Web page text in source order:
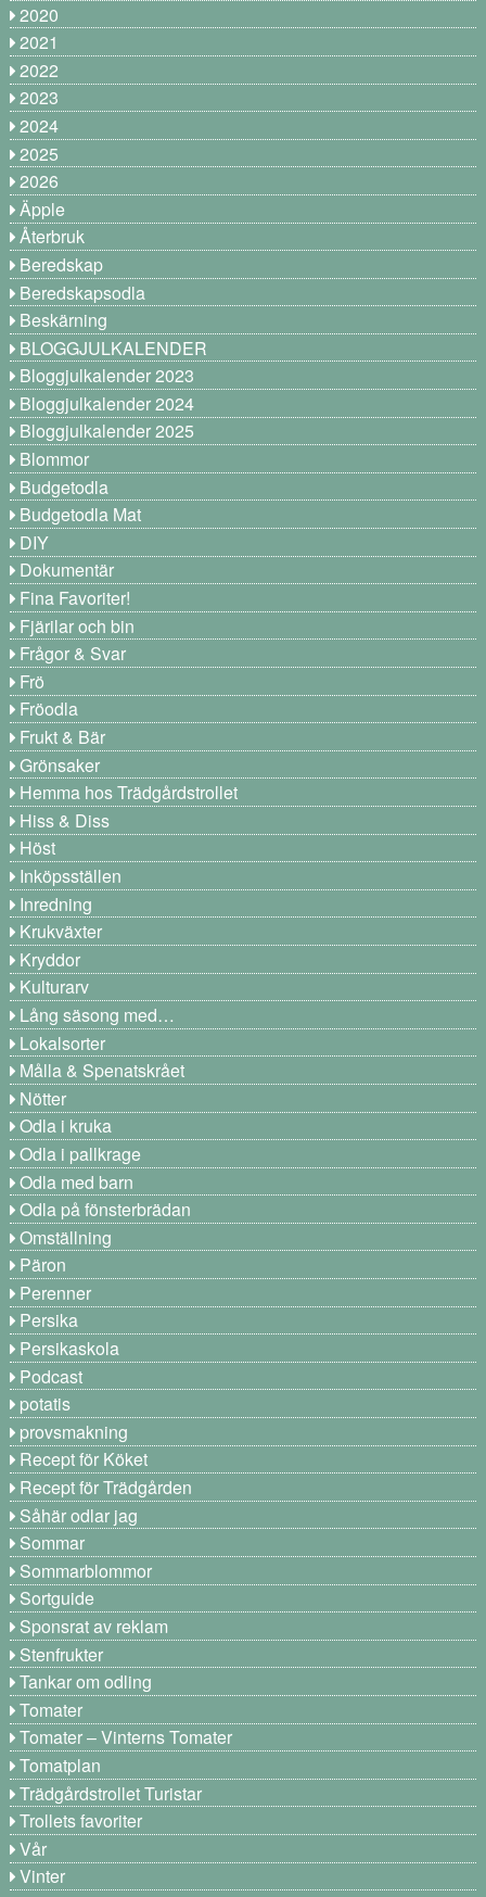
2020
2021
2022
2023
2024
2025
2026
Äpple
Återbruk
Beredskap
Beredskapsodla
Beskärning
BLOGGJULKALENDER
Bloggjulkalender 2023
Bloggjulkalender 2024
Bloggjulkalender 2025
Blommor
Budgetodla
Budgetodla Mat
DIY
Dokumentär
Fina Favoriter!
Fjärilar och bin
Frågor & Svar
Frö
Fröodla
Frukt & Bär
Grönsaker
Hemma hos Trädgårdstrollet
Hiss & Diss
Höst
Inköpsställen
Inredning
Krukväxter
Kryddor
Kulturarv
Lång säsong med…
Lokalsorter
Målla & Spenatskrået
Nötter
Odla i kruka
Odla i pallkrage
Odla med barn
Odla på fönsterbrädan
Omställning
Päron
Perenner
Persika
Persikaskola
Podcast
potatis
provsmakning
Recept för Köket
Recept för Trädgården
Såhär odlar jag
Sommar
Sommarblommor
Sortguide
Sponsrat av reklam
Stenfrukter
Tankar om odling
Tomater
Tomater – Vinterns Tomater
Tomatplan
Trädgårdstrollet Turistar
Trollets favoriter
Vår
Vinter